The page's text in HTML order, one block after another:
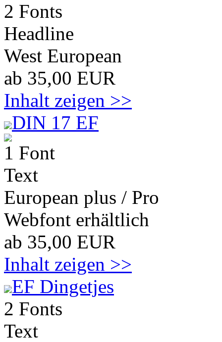
2 Fonts
Headline
West European
ab 35,00 EUR
Inhalt zeigen >>
DIN 17 EF
1 Font
Text
European plus / Pro
Webfont erhältlich
ab 35,00 EUR
Inhalt zeigen >>
EF Dingetjes
2 Fonts
Text